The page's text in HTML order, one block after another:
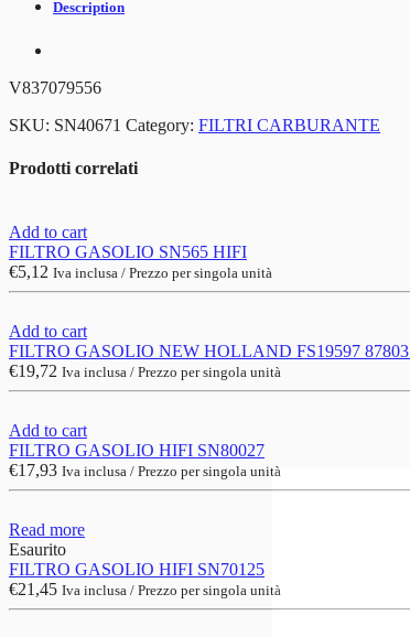
Description
V837079556
SKU: SN40671 Category: FILTRI CARBURANTE
Prodotti correlati
Add to cart
FILTRO GASOLIO SN565 HIFI
€5,12 Iva inclusa / Prezzo per singola unità
Add to cart
FILTRO GASOLIO NEW HOLLAND FS19597
€19,72 Iva inclusa / Prezzo per singola unità
Add to cart
FILTRO GASOLIO HIFI SN80027
€17,93 Iva inclusa / Prezzo per singola unità
Read more
Esaurito
FILTRO GASOLIO HIFI SN70125
€21,45 Iva inclusa / Prezzo per singola unità